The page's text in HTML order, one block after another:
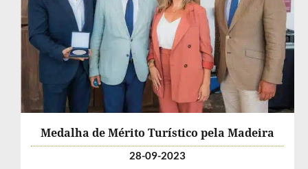
Medalha de Mérito Turístico pela Madeira
28-09-2023